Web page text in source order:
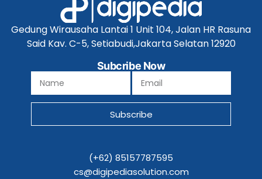
Gedung Wirausaha Lantai 1 Unit 104, Jalan HR Rasuna
Said Kav. C-5, Setiabudi,Jakarta Selatan 12920
Subcribe Now
Subscribe
(+62) 85157787595
cs@digipediasolution.com